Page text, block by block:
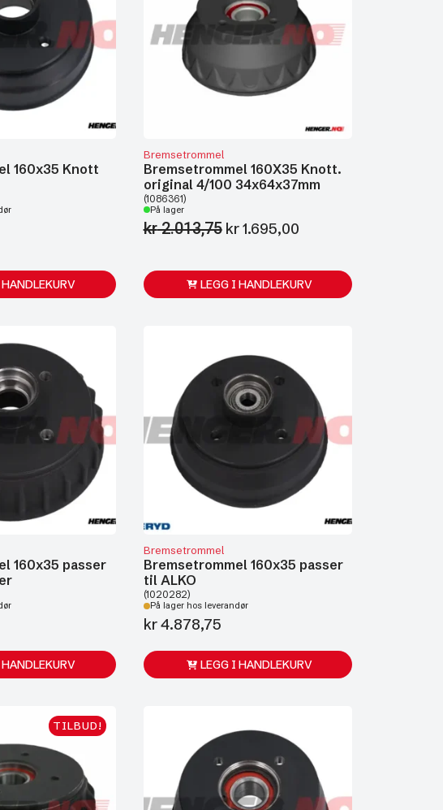
160x35 Knott
Bremsetrommel
Bremsetrommel 160X35 Knott.
original 4/100 34x64x37mm
(1086361)
På lager
kr2.013,75 Opprinnelig
var:
kr 2.013,75.
kr1.695,00Nåværende
er:
kr 1.695,00.
LEGG I HANDLEKURV
160x35 passer
Bremsetrommel
Bremsetrommel 160x35 passer
til ALKO
(1020282)
På lager hos leverandør
kr4.878,75
LEGG I HANDLEKURV
TILBUD!